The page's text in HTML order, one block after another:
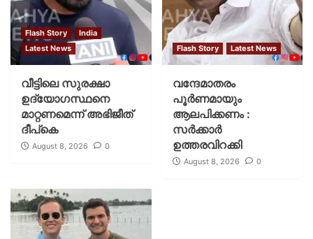
Flash Story
India
Latest News
വീട്ടിലെ സുരക്ഷാ
ഉദ്യോഗസ്ഥനെ
മാറ്റണമെന്ന് അഭിജീത്
ദീപ്‌കെ
August 8, 2026 0
Flash Story Latest News
വന്ദേമാതരം
പൂര്‍ണമായും
ആലപിക്കണം :
സര്‍ക്കാര്‍
ഉത്തരവിറക്കി
August 8, 2026 0